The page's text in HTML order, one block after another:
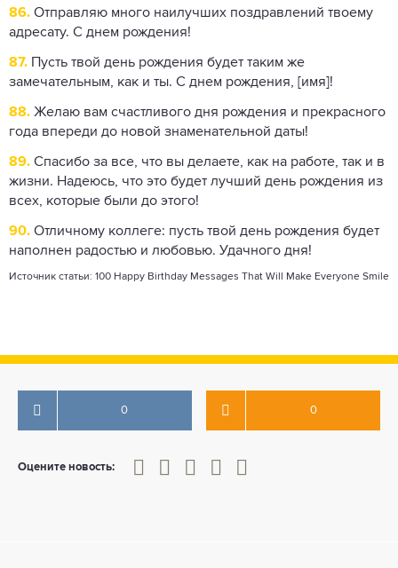
86. Отправляю много наилучших поздравлений твоему
адресату. С днем ​​​​рождения!
87. Пусть твой день рождения будет таким же
замечательным, как и ты. С днем рождения, [имя]!
88. Желаю вам счастливого дня рождения и прекрасного
года впереди до новой знаменательной даты!
89. Спасибо за все, что вы делаете, как на работе, так и в
жизни. Надеюсь, что это будет лучший день рождения из
всех, которые были до этого!
90. Отличному коллеге: пусть твой день рождения будет
наполнен радостью и любовью. Удачного дня!
Источник статьи: 100 Happy Birthday Messages That Will Make Everyone Smile
0 0
Оцените новость:
0
1 2 3 4 5